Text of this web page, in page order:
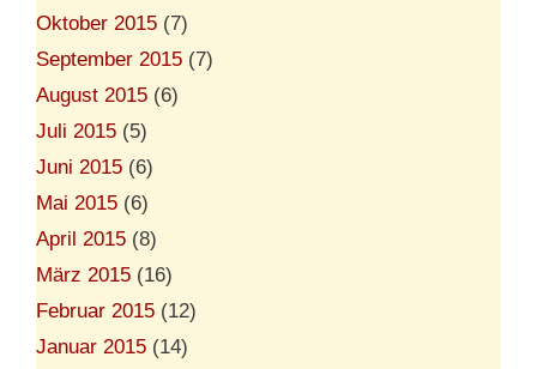
Oktober 2015 (7)
September 2015 (7)
August 2015 (6)
Juli 2015 (5)
Juni 2015 (6)
Mai 2015 (6)
April 2015 (8)
März 2015 (16)
Februar 2015 (12)
Januar 2015 (14)